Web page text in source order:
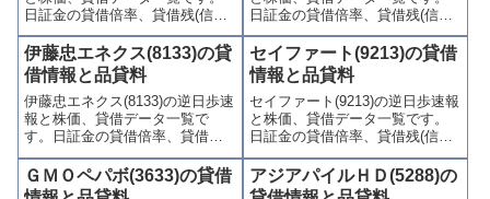
日証金の貸借倍率、貸借残(信用
買残、信用売残)、品貸料(逆日
歩)、東証の週末残高、規制(注意
喚起・申込停止)など、空売り関
連情報を集計し、図解でわかり
やすくまとめて掲載していま
す。
日証金の貸借倍率、貸借残(信用
買残、信用売残)、品貸料(逆日
歩)、東証の週末残高、規制(注意
喚起・申込停止)など、空売り関
連情報を集計し、図解でわかり
やすくまとめて掲載していま
す。
伊藤忠エネクス(8133)の貸
借情報と品貸料
伊藤忠エネクス(8133)の逆日歩速
報と株価、貸借データ一覧で
す。日証金の貸借倍率、貸借残
(信用買残、信用売残)、品貸料
(逆日歩)、東証の週末残高、規制
(注意喚起・申込停止)など、空売
セイファート(9213)の貸借
情報と品貸料
セイファート(9213)の逆日歩速報
と株価、貸借データ一覧です。
日証金の貸借倍率、貸借残(信用
買残、信用売残)、品貸料(逆日
歩)、東証の週末残高、規制(注意
喚起・申込停止)など、空売り関
ＧＭＯペパボ(3633)の貸借
アジアパイルＨＤ(5288)の